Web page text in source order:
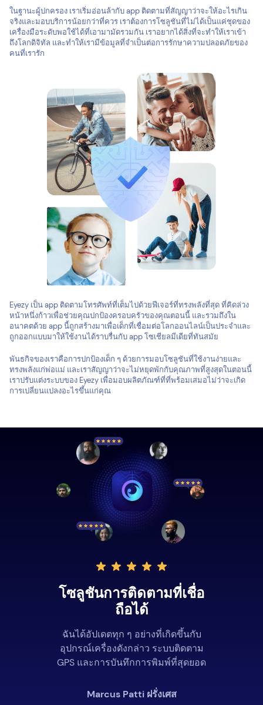
ในฐานะผู้ปกครอง เราเริ่มอ่อนล้ากับ app ติดตามที่สัญญาว่าจะให้อะไรเกิน
จริงและมอบบริการน้อยกว่าที่ควร เราต้องการโซลูชันที่ไม่ได้เป็นแค่ชุดของ
เครื่องมือระดับพอใช้ได้ที่เอามามัดรวมกัน เราอยากได้สิ่งที่จะทำให้เราเข้า
ถึงโลกดิจิทัล และทำให้เรามีข้อมูลที่จำเป็นต่อการรักษาความปลอดภัยของ
คนที่เรารัก
Eyezy เป็น app ติดตามโทรศัพท์ที่เต็มไปด้วยฟีเจอร์ที่ทรงพลังที่สุด ที่คิดล่วง
หน้าหนึ่งก้าวเพื่อช่วยคุณปกป้องครอบครัวของคุณตอนนี้ และรวมถึงใน
อนาคตด้วย app นี้ถูกสร้างมาเพื่อเด็กที่เชื่อมต่อโลกออนไลน์เป็นประจำและ
ถูกออกแบบมาให้ใช้งานได้ราบรื่นกับ app โซเชียลมีเดียที่ทันสมัย
พันธกิจของเราคือการปกป้องเด็ก ๆ ด้วยการมอบโซลูชันที่ใช้งานง่ายและ
ทรงพลังแก่พ่อแม่ และเราสัญญาว่าจะไม่หยุดพักกับคุณภาพที่สูงสุดในตอนนี้
เราปรับแต่งระบบของ Eyezy เพื่อมอบผลิตภัณฑ์ที่ที่พร้อมเสมอไม่ว่าจะเกิด
การเปลี่ยนแปลงอะไรขึ้นแก่คุณ
โซลูชันการติดตามที่เชื่อ
ถือได้
ฉันได้อัปเดตทุก ๆ อย่างที่เกิดขึ้นกับ
อุปกรณ์เครื่องดังกล่าว ระบบติดตาม
GPS และการบันทึกการพิมพ์ที่สุดยอด
Marcus Patti ฝรั่งเศส